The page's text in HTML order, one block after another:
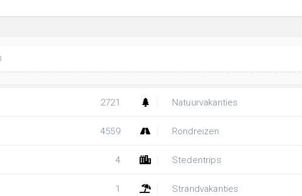
2721
4559
4
1
Natuurvakanties
Rondreizen
Stedentrips
Strandvakanties